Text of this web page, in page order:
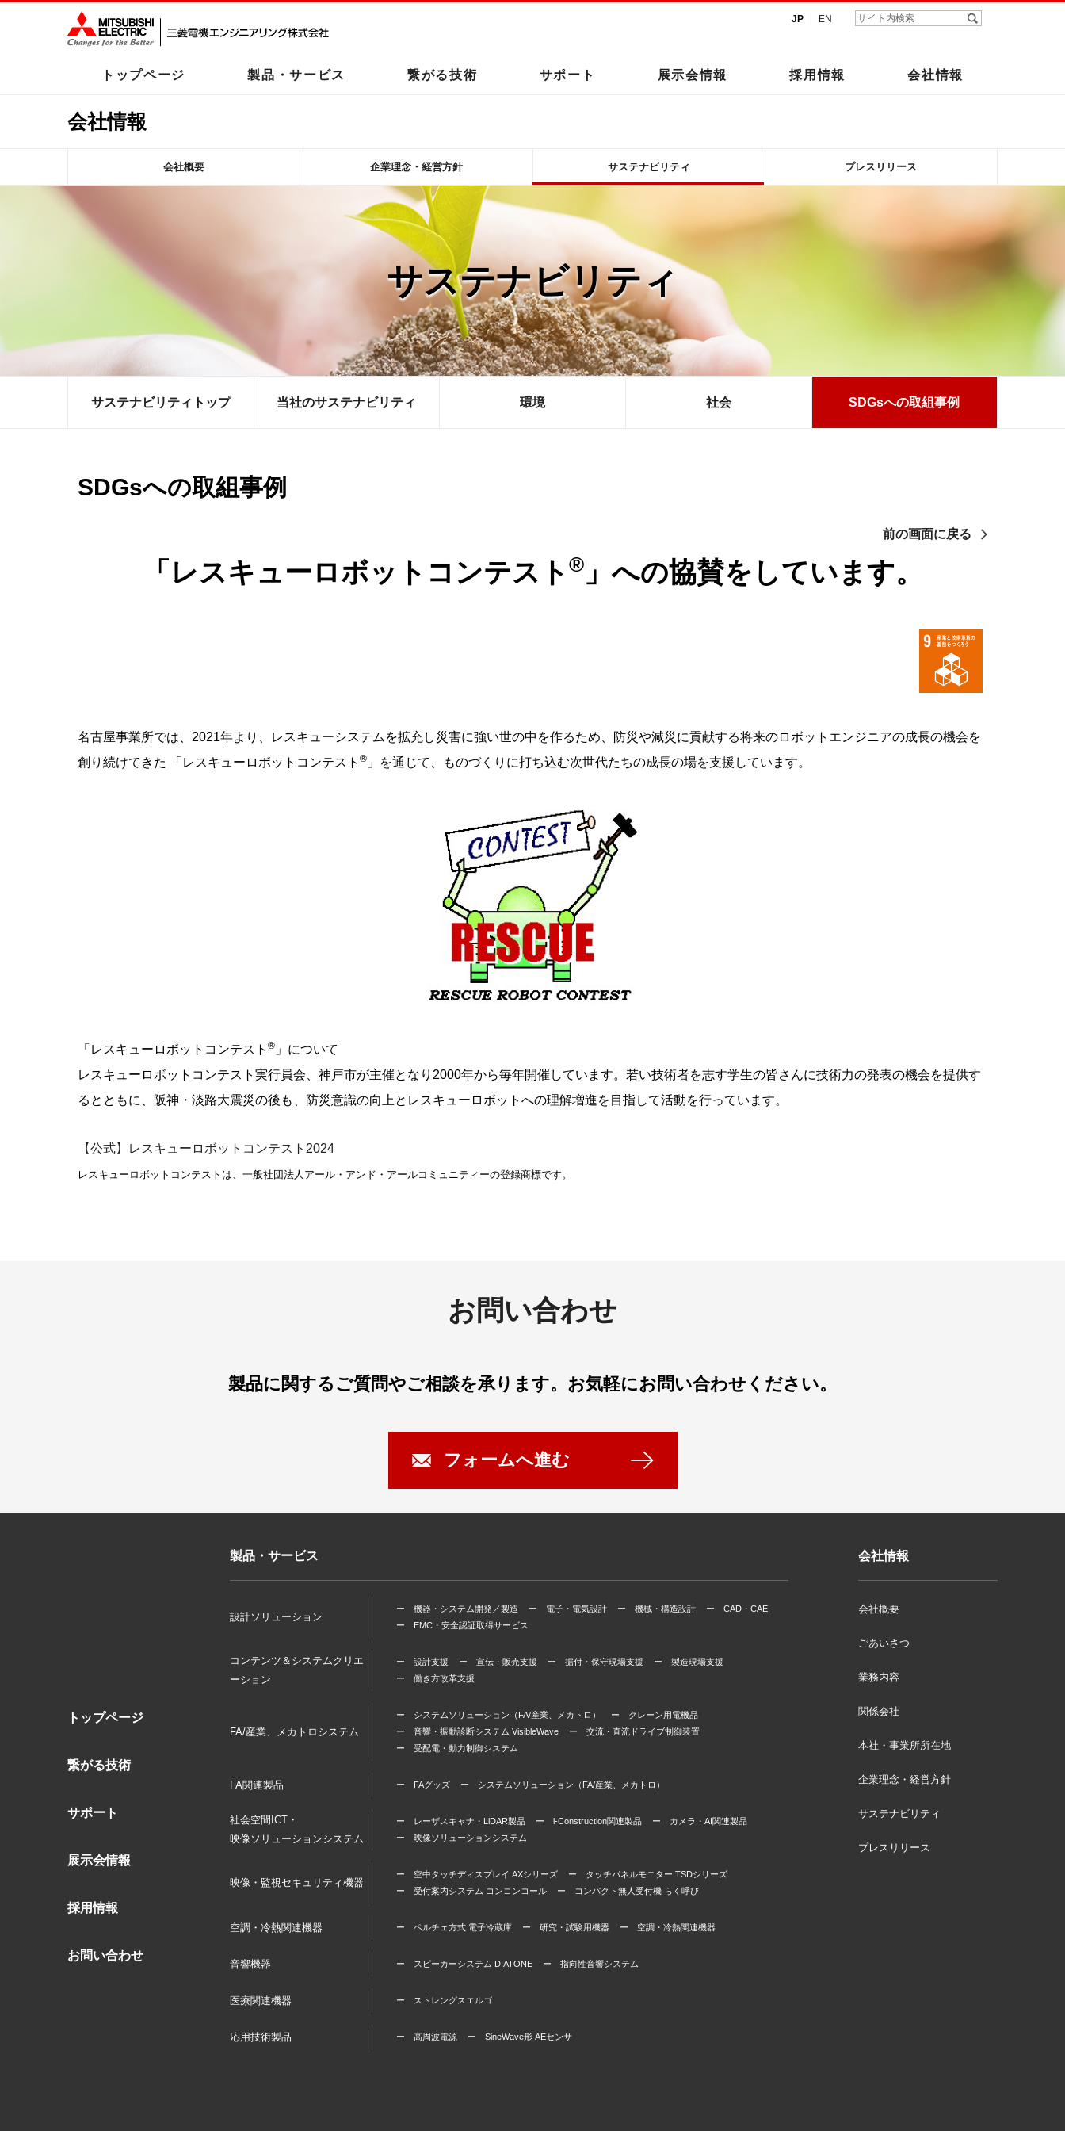
JP EN
トップページ 製品・サービス 繋がる技術 サポート 展示会情報 採用情報 会社情報
会社情報
会社概要 企業理念・経営方針 サステナビリティ プレスリリース
サステナビリティ
サステナビリティトップ 当社のサステナビリティ 環境 社会 SDGsへの取組事例
SDGsへの取組事例
前の画面に戻る
「レスキューロボットコンテスト ®」への協賛をしています。
名古屋事業所では、2021年より、レスキューシステムを拡充し災害に強い世の中を作るため、防災や減災に貢献する将来のロボットエンジニアの成長の機会を
創り続けてきた 「レスキューロボットコンテスト ® 」を通じて、ものづくりに打ち込む次世代たちの成長の場を支援しています。
「レスキューロボットコンテスト ® 」について
レスキューロボットコンテスト実行員会、神戸市が主催となり2000年から毎年開催しています。若い技術者を志す学生の皆さんに技術力の発表の機会を提供す
るとともに、阪神・淡路大震災の後も、防災意識の向上とレスキューロボットへの理解増進を目指して活動を行っています。
【公式】レスキューロボットコンテスト2024
レスキューロボットコンテストは、一般社団法人アール・アンド・アールコミュニティーの登録商標です。
お問い合わせ
製品に関するご質問やご相談を承ります。 お気軽にお問い合わせください。
フォームへ進む
トップページ
繋がる技術
サポート
展示会情報
採用情報
お問い合わせ
製品・サービス
設計ソリューション
ー 機器・システム開発／製造 ー 電子・電気設計 ー 機械・構造設計
ー CAD・CAE
ー EMC・安全認証取得サービス
コンテンツ＆システムクリエ
ーション
ー 設計支援 ー 宣伝・販売支援 ー 据付・保守現場支援
ー 製造現場支援
ー 働き方改革支援
FA/産業、メカトロシステム
ー システムソリューション（FA/産業、メカトロ）
ー クレーン用電機品
ー 音響・振動診断システム VisibleWave
ー 交流・直流ドライブ制御装置
ー 受配電・動力制御システム
FA関連製品 ー FAグッズ ー システムソリューション（FA/産業、メカトロ）
社会空間ICT・
映像ソリューションシステム
ー レーザスキャナ・LiDAR製品 ー i-Construction関連製品
ー カメラ・AI関連製品
ー 映像ソリューションシステム
映像・監視セキュリティ機器
ー 空中タッチディスプレイ AXシリーズ
ー タッチパネルモニター TSDシリーズ
ー 受付案内システム コンコンコール
ー コンパクト無人受付機 らく呼び
空調・冷熱関連機器 ー ペルチェ方式 電子冷蔵庫 ー 研究・試験用機器 ー 空調・冷熱関連機器
音響機器 ー スピーカーシステム DIATONE ー 指向性音響システム
医療関連機器 ー ストレングスエルゴ
応用技術製品 ー 高周波電源 ー SineWave形 AEセンサ
会社情報
会社概要
ごあいさつ
業務内容
関係会社
本社・事業所所在地
企業理念・経営方針
サステナビリティ
プレスリリース